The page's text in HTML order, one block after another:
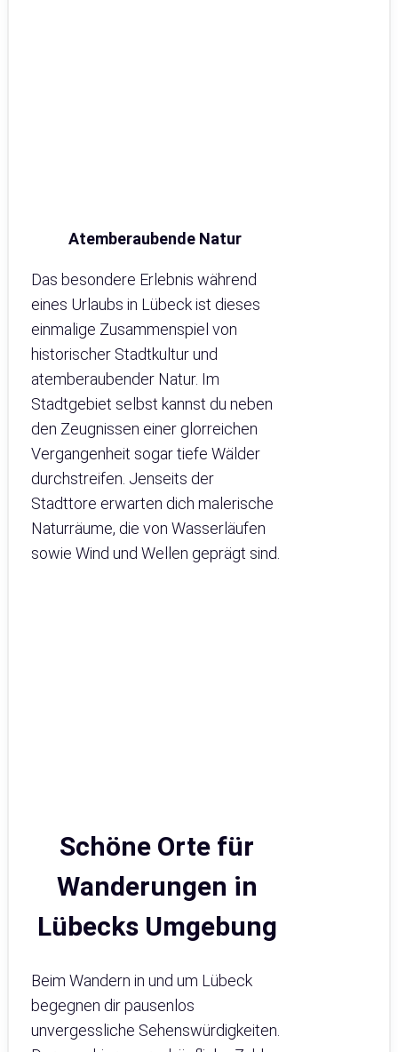
Atemberaubende Natur
Das besondere Erlebnis während
eines Urlaubs in Lübeck ist dieses
einmalige Zusammenspiel von
historischer Stadtkultur und
atemberaubender Natur. Im
Stadtgebiet selbst kannst du neben
den Zeugnissen einer glorreichen
Vergangenheit sogar tiefe Wälder
durchstreifen. Jenseits der
Stadttore erwarten dich malerische
Naturräume, die von Wasserläufen
sowie Wind und Wellen geprägt sind.
Schöne Orte für
Wanderungen in
Lübecks Umgebung
Beim Wandern in und um Lübeck
begegnen dir pausenlos
unvergessliche Sehenswürdigkeiten.